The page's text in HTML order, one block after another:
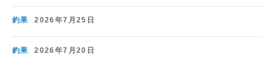
釣果 2026年7月25日
釣果 2026年7月20日